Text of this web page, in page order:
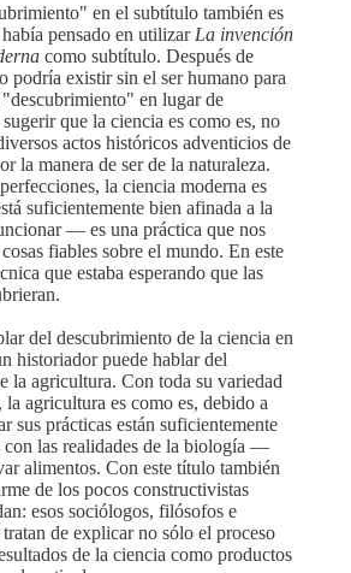
en el subtítulo también es
pensado en utilizar La invención
como subtítulo. Después de
podría existir sin el ser humano para
en lugar de
que la ciencia es como es, no
actos históricos adventicios de
la manera de ser de la naturaleza.
la ciencia moderna es
suficientemente bien afinada a la
— es una práctica que nos
fiables sobre el mundo. En este
que estaba esperando que las
del descubrimiento de la ciencia en
historiador puede hablar del
la agricultura. Con toda su variedad
la agricultura es como es, debido a
sus prácticas están suficientemente
con las realidades de la biología —
alimentos. Con este título también
de los pocos constructivistas
esos sociólogos, filósofos e
de explicar no sólo el proceso
de la ciencia como productos